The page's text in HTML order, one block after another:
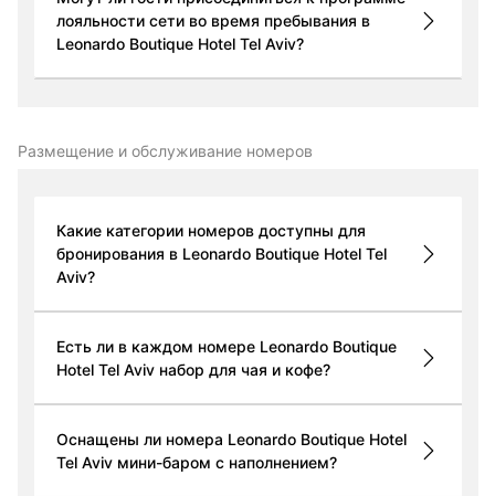
лояльности сети во время пребывания в
Leonardo Boutique Hotel Tel Aviv?
Размещение и обслуживание номеров
Какие категории номеров доступны для
бронирования в Leonardo Boutique Hotel Tel
Aviv?
Есть ли в каждом номере Leonardo Boutique
Hotel Tel Aviv набор для чая и кофе?
Оснащены ли номера Leonardo Boutique Hotel
Tel Aviv мини-баром с наполнением?